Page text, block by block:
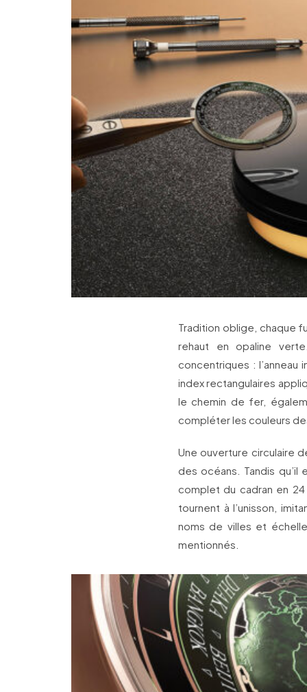
Tradition oblige, chaque
rehaut en opaline
concentriques :
index rectangulaires
le chemin de fer,
compléter les couleurs
Une ouverture circulaire
des océans. Tandis
complet du cadran en
tournent à l’unisson,
noms de villes et
mentionnés.